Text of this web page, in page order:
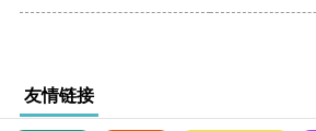
友情链接